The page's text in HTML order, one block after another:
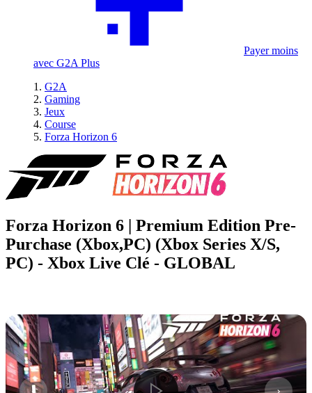
Payer moins
avec G2A Plus
G2A
Gaming
Jeux
Course
Forza Horizon 6
Forza Horizon 6 | Premium Edition Pre-
Purchase (Xbox,PC) (Xbox Series X/S,
PC) - Xbox Live Clé - GLOBAL